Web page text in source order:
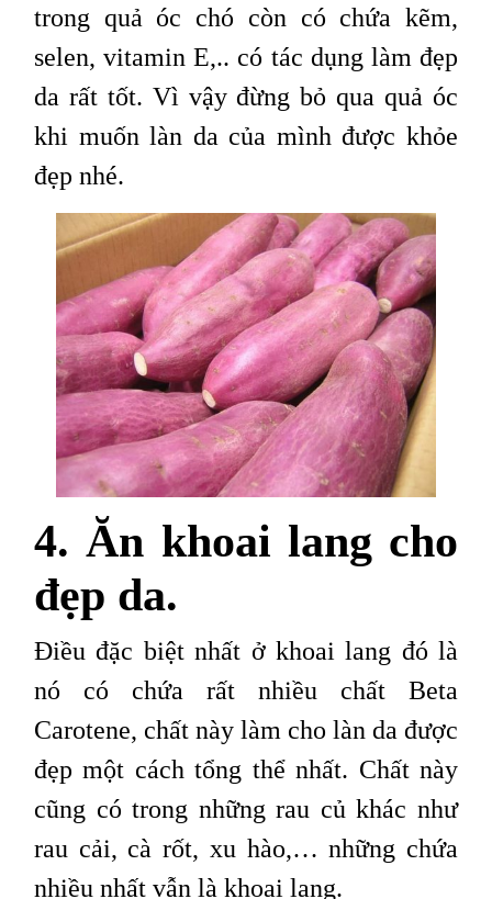
trong quả óc chó còn có chứa kẽm,
selen, vitamin E,.. có tác dụng làm đẹp
da rất tốt. Vì vậy đừng bỏ qua quả óc
khi muốn làn da của mình được khỏe
đẹp nhé.
4. Ăn khoai lang cho
đẹp da.
Điều đặc biệt nhất ở khoai lang đó là
nó có chứa rất nhiều chất Beta
Carotene, chất này làm cho làn da được
đẹp một cách tổng thể nhất. Chất này
cũng có trong những rau củ khác như
rau cải, cà rốt, xu hào,… những chứa
nhiều nhất vẫn là khoai lang.